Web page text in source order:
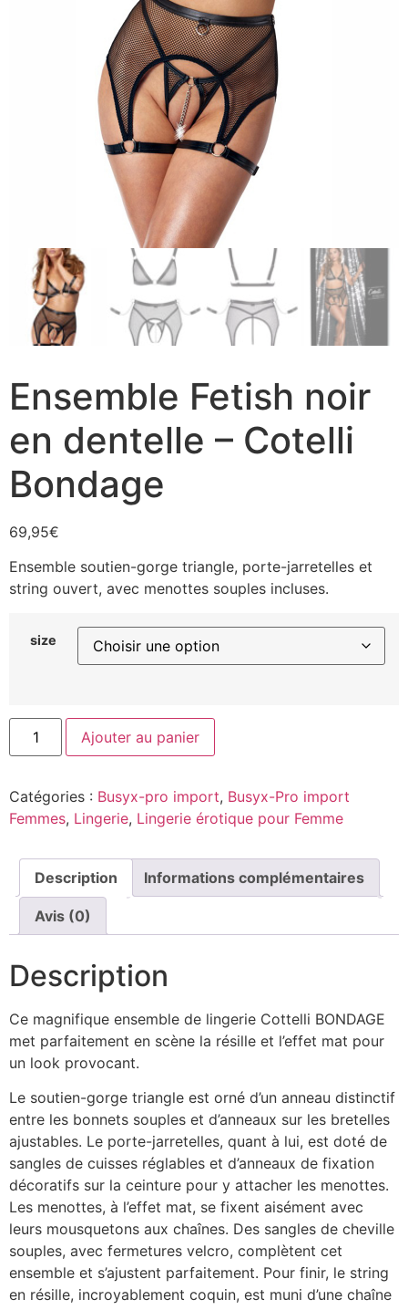
Ensemble Fetish noir
en dentelle – Cotelli
Bondage
69,95€
Ensemble soutien-gorge triangle, porte-jarretelles et
string ouvert, avec menottes souples incluses.
size
Ajouter au panier
Catégories : Busyx-pro import, Busyx-Pro import
Femmes, Lingerie, Lingerie érotique pour Femme
Description Informations complémentaires
Avis (0)
Description
Ce magnifique ensemble de lingerie Cottelli BONDAGE
met parfaitement en scène la résille et l’effet mat pour
un look provocant.
Le soutien-gorge triangle est orné d’un anneau distinctif
entre les bonnets souples et d’anneaux sur les bretelles
ajustables. Le porte-jarretelles, quant à lui, est doté de
sangles de cuisses réglables et d’anneaux de fixation
décoratifs sur la ceinture pour y attacher les menottes.
Les menottes, à l’effet mat, se fixent aisément avec
leurs mousquetons aux chaînes. Des sangles de cheville
souples, avec fermetures velcro, complètent cet
ensemble et s’ajustent parfaitement. Pour finir, le string
en résille, incroyablement coquin, est muni d’une chaîne